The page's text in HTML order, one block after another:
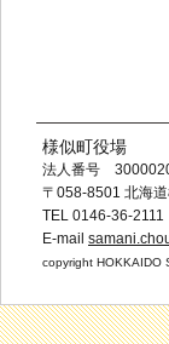
様似町役場
法人番号
〒058-8501 北海
TEL 0146-36-
E-mail
copyright HOKKAIDO